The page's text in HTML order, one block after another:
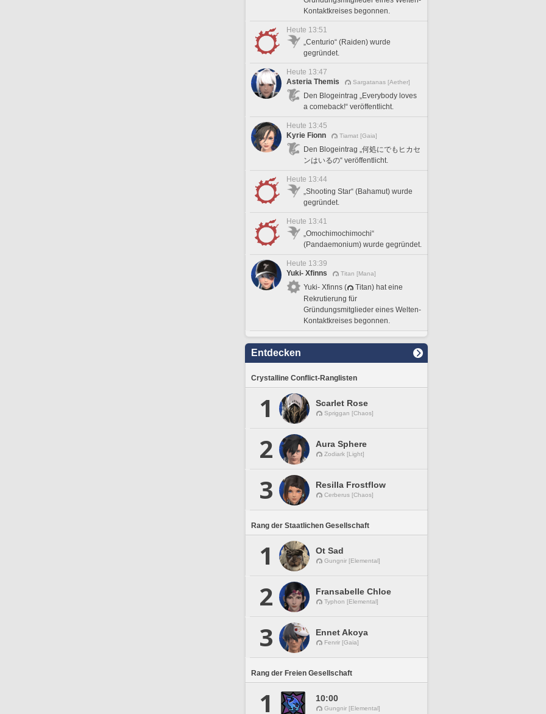
Kontaktkreises begonnen.
Heute 13:51
„Centurio“ (Raiden) wurde
gegründet.
Heute 13:47
Asteria Themis
Sargatanas [Aether]
Den Blogeintrag „Everybody loves
a comeback!“ veröffentlicht.
Heute 13:45
Kyrie Fionn
Tiamat [Gaia]
Den Blogeintrag „何処にでもヒカセ
ンはいるの“ veröffentlicht.
Heute 13:44
„Shooting Star“ (Bahamut) wurde
gegründet.
Heute 13:41
„Omochimochimochi“
(Pandaemonium) wurde gegründet.
Heute 13:39
Yuki- Xfinns
Titan [Mana]
Yuki- Xfinns (
Titan) hat eine
Rekrutierung für
Gründungsmitglieder eines Welten-
Kontaktkreises begonnen.
Entdecken
Crystalline Conflict-Ranglisten
1 Scarlet Rose
Spriggan [Chaos]
2 Aura Sphere
Zodiark [Light]
3 Resilla Frostflow
Cerberus [Chaos]
Rang der Staatlichen Gesellschaft
1 Ot Sad
Gungnir [Elemental]
2 Fransabelle Chloe
Typhon [Elemental]
3 Ennet Akoya
Fenrir [Gaia]
Rang der Freien Gesellschaft
1 10:00
Gungnir [Elemental]